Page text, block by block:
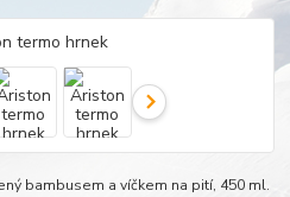
bambusem a víčkem na pití, 450 ml.